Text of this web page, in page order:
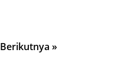
Berikutnya »